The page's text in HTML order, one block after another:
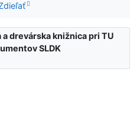
drevárska knižnica pri TU
SLDK